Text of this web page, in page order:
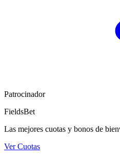
Patrocinador
FieldsBet
Las mejores cuotas y bonos de
Ver Cuotas